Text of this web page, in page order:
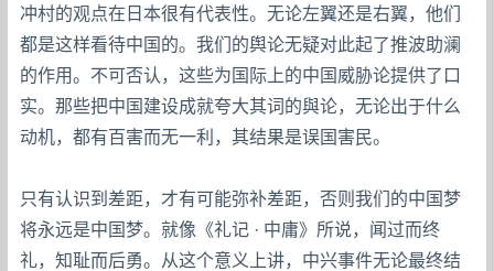
冲村的观点在日本很有代表性。无论左翼还是右翼，他们
都是这样看待中国的。我们的舆论无疑对此起了推波助澜
的作用。不可否认，这些为国际上的中国威胁论提供了口
实。那些把中国建设成就夸大其词的與论，无论出于什么
动机，都有百害而无一利，其结果是误国害民。
只有认识到差距，才有可能弥补差距，否则我们的中国梦
将永远是中国梦。就像《礼记 · 中庸》所说，闻过而终
礼，知耻而后勇。从这个意义上讲，中兴事件无论最终结